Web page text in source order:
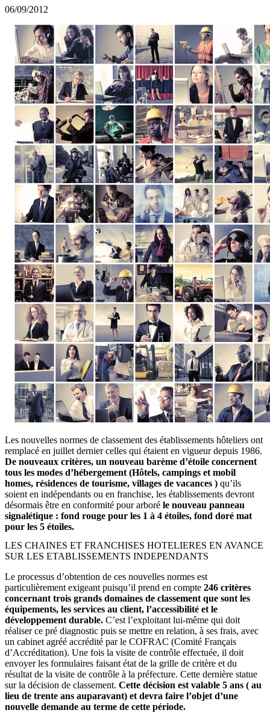
06/09/2012
Les nouvelles normes de classement des établissements hôteliers ont
remplacé en juillet dernier celles qui étaient en vigueur depuis 1986.
De nouveaux critères, un nouveau barème d’étoile concernent
tous les modes d’hébergement (Hôtels, campings et mobil
homes, résidences de tourisme, villages de vacances ) qu’ils
soient en indépendants ou en franchise, les établissements devront
désormais être en conformité pour arboré le nouveau panneau
signalétique : fond rouge pour les 1 à 4 étoiles, fond doré mat
pour les 5 étoiles.
LES CHAINES ET FRANCHISES HOTELIERES EN AVANCE
SUR LES ETABLISSEMENTS INDEPENDANTS
Le processus d’obtention de ces nouvelles normes est
particulièrement exigeant puisqu’il prend en compte 246 critères
concernant trois grands domaines de classement que sont les
équipements, les services au client, l’accessibilité et le
développement durable. C’est l’exploitant lui-même qui doit
réaliser ce pré diagnostic puis se mettre en relation, à ses frais, avec
un cabinet agréé accrédité par le COFRAC (Comité Français
d’Accréditation). Une fois la visite de contrôle effectuée, il doit
envoyer les formulaires faisant état de la grille de critère et du
résultat de la visite de contrôle à la préfecture. Cette dernière statue
sur la décision de classement. Cette décision est valable 5 ans ( au
lieu de trente ans auparavant) et devra faire l’objet d’une
nouvelle demande au terme de cette période.